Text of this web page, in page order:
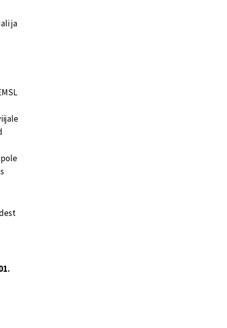
ja